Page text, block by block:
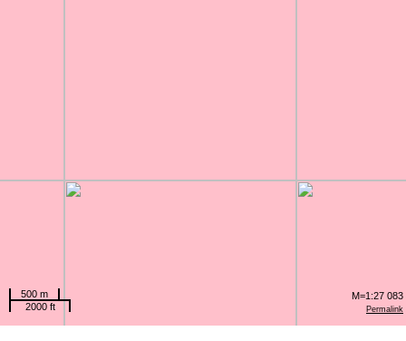
Permalink
500 m
2000 ft
M=1:27 083